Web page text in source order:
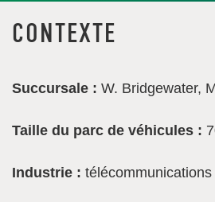
CONTEXTE
Succursale : W. Bridgewater,
Taille du parc de véhicules :
Industrie : télécommunications